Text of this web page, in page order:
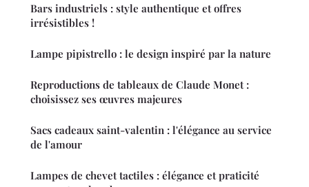
Bars industriels : style authentique et offres
irrésistibles !
Lampe pipistrello : le design inspiré par la nature
Reproductions de tableaux de Claude Monet :
choisissez ses œuvres majeures
Sacs cadeaux saint-valentin : l'élégance au service
de l'amour
Lampes de chevet tactiles : élégance et praticité